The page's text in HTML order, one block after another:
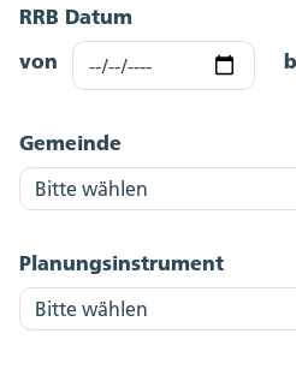
RRB Datum
von
Gemeinde
Planungsinstrument